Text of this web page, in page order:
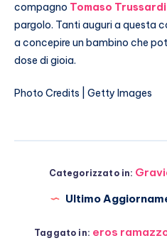
compagno Tomaso Trussardi
pargolo. Tanti auguri a questa
a concepire un bambino che
dose di gioia.
Photo Credits | Getty Images
Categorizzato in:
Ultimo
Taggato in: eros